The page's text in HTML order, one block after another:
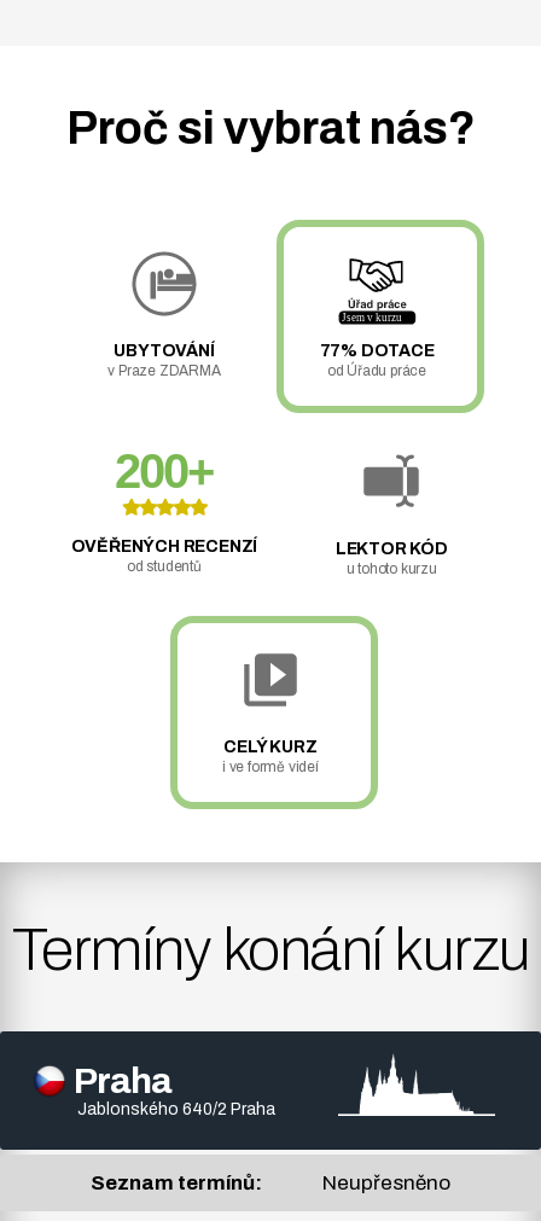
Proč si vybrat nás?
UBYTOVÁNÍ
v Praze ZDARMA
77% DOTACE
od Úřadu práce
200+
OVĚŘENÝCH RECENZÍ
od studentů
LEKTOR KÓD
u tohoto kurzu
CELÝ KURZ
i ve formě videí
Termíny konání kurzu
Praha
Jablonského 640/2 Praha
Seznam termínů: Neupřesněno